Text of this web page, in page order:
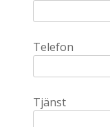
Telefon
Tjänst